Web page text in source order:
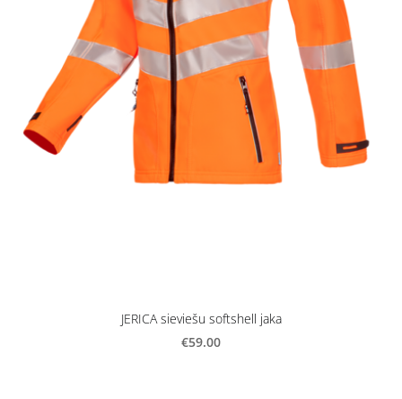
JERICA sieviešu softshell jaka
€59.00